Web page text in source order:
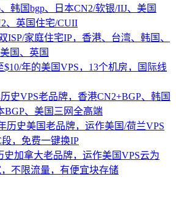
韩国bgp、日本CN2/软银/IIJ、美国
、英国住宅/CUII
ISP/家庭住宅IP，香港、台湾、韩国、
国、英国
$10/年的美国VPS，13个机房，国际线
历史VPS老品牌，香港CN2+BGP、韩国
BGP、美国三网全高端
历史美国老品牌，运作美国/荷兰VPS
，免费一键换IP
史加拿大老品牌，运作美国VPS云为
，不限流量，有便宜块存储